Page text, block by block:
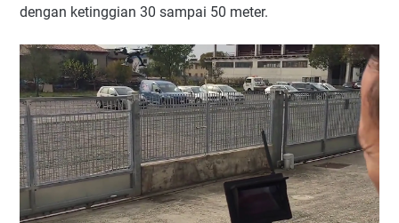
dengan ketinggian 30 sampai 50 meter.